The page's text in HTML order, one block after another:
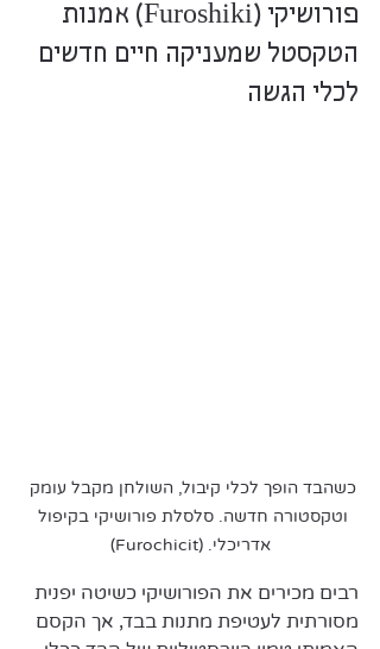
פורושיקי (Furoshiki) אמנות
הטקסטל שמעניקה חיים חדשים
לכלי הגשה
כשהבד הופך לכלי קיבול, השולחן מקבל עומק
וטקסטורה חדשה. סלסלת פורושיקי בקיפול
אדריכלי. (Furochicit)
רבים מכירים את הפורושיקי כשיטה יפנית
מסורתית לעטיפת מתנות בבד, אך הקסם